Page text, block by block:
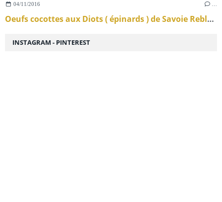
04/11/2016
Oeufs cocottes aux Diots ( épinards ) de Savoie Reblochon fermier en route pour un atelier gourmand .
INSTAGRAM - PINTEREST